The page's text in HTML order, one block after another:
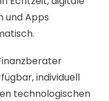
und Apps
individuell
technologischen